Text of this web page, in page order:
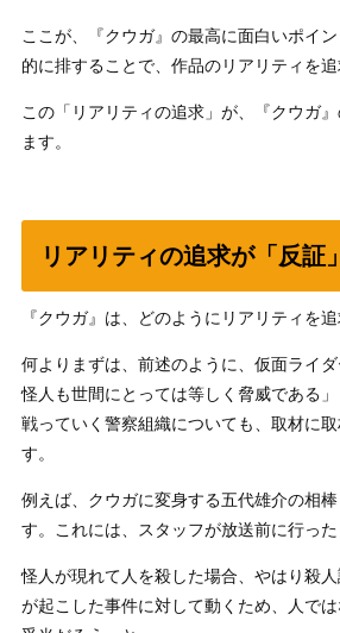
ここが、『クウガ』の最高に面白いポイ
的に排することで、作品のリアリティを追
この「リアリティの追求」が、『クウガ
ます。
リアリティの追求が「反証
『クウガ』は、どのようにリアリティを
何よりまずは、前述のように、仮面ライ
怪人も世間にとっては等しく脅威である
戦っていく警察組織についても、取材に
す。
例えば、クウガに変身する五代雄介の相
す。これには、スタッフが放送前に行っ
怪人が現れて人を殺した場合、やはり殺
が起こした事件に対して動くため、人で